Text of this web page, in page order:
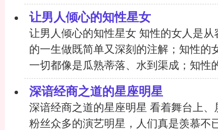
让男人倾心的知性星女
让男人倾心的知性星女 知性的女人是
的一生做既简单又深刻的注解；知性的
一切都像是瓜熟蒂落、水到渠成；知性
深谙经商之道的星座明星
深谙经商之道的星座明星 看着舞台上
粉丝众多的演艺明星，人们真是羡慕不